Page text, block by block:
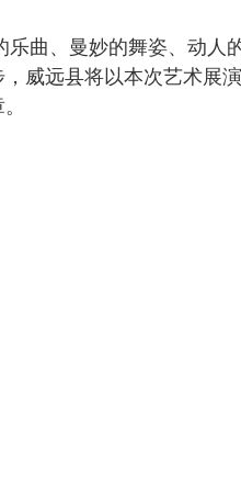
曲、曼妙的舞姿、动人
威远县将以本次艺术展